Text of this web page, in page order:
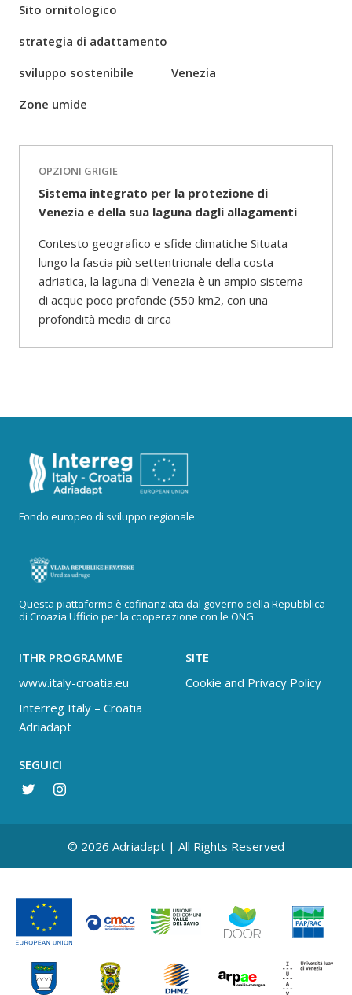
Sito ornitologico
strategia di adattamento
sviluppo sostenibile
Venezia
Zone umide
OPZIONI GRIGIE
Sistema integrato per la protezione di
Venezia e della sua laguna dagli allagamenti
Contesto geografico e sfide climatiche Situata
lungo la fascia più settentrionale della costa
adriatica, la laguna di Venezia è un ampio sistema
di acque poco profonde (550 km2, con una
profondità media di circa
Fondo europeo di sviluppo regionale
Questa piattaforma è cofinanziata dal governo della Repubblica
di Croazia Ufficio per la cooperazione con le ONG
ITHR PROGRAMME
www.italy-croatia.eu
Interreg Italy – Croatia
Adriadapt
SITE
Cookie and Privacy Policy
SEGUICI
© 2026 Adriadapt | All Rights Reserved